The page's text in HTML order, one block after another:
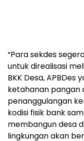
“Para sekdes
untuk direalisasi
BKK Desa, APBDes
ketahanan pangan
penanggulangan
kodisi fisik bank
membangun desa
lingkungan akan